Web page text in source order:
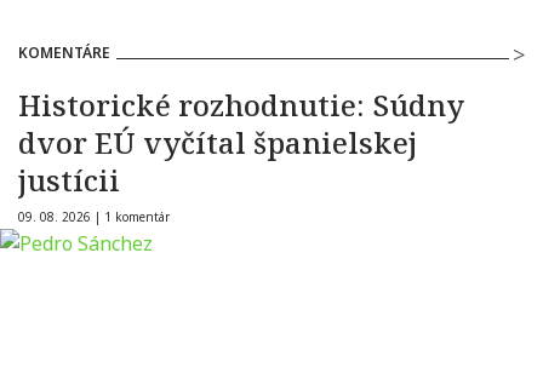
KOMENTÁRE
Historické rozhodnutie: Súdny
dvor EÚ vyčítal španielskej
justícii
09. 08. 2026 | 1 komentár